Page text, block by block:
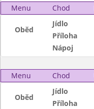
Menu
Chod
Oběd
Jídlo
Příloha
Nápoj
Menu Chod
Oběd
Jídlo
Příloha